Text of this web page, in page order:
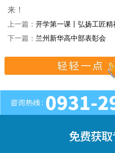
来！
上一篇： 开学第一课丨弘扬工匠精
下一篇： 兰州新华高中部表彰会